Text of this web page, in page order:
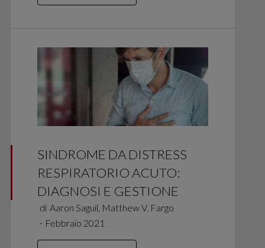
SINDROME DA DISTRESS
RESPIRATORIO ACUTO:
DIAGNOSI E GESTIONE
di Aaron Saguil, Matthew V. Fargo
∙ Febbraio 2021